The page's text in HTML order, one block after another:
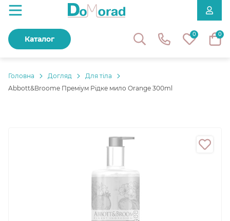
0 0
Каталог
Головнa Догляд
Для тіла
Abbott&Broome Преміум Рідке мило Orange 300ml